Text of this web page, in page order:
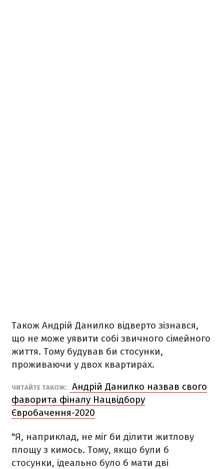
Також Андрій Данилко відверто зізнався,
що не може уявити собі звичного сімейного
життя. Тому будував би стосунки,
проживаючи у двох квартирах.
ЧИТАЙТЕ ТАКОЖ:
Андрій Данилко назвав свого
фаворита фіналу Нацвідбору
Євробачення-2020
"Я, наприклад, не міг би ділити житлову
площу з кимось. Тому, якщо були б
стосунки, ідеально було б мати дві